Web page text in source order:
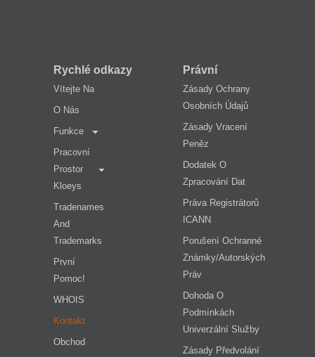
Rychlé odkazy
Vítejte Na
O Nás
Funkce
Pracovní
Prostor
Kloeys
Tradenames
And
Trademarks
První
Pomoc!
WHOIS
Kontakt
Obchod
Právní
Zásady Ochrany
Osobních Údajů
Zásady Vracení
Peněz
Dodatek O
Zpracování Dat
Práva Registrátorů
ICANN
Porušení Ochranné
Známky/autorských
Práv
Dohoda O
Podmínkách
Univerzální Služby
Zásady Předvolání